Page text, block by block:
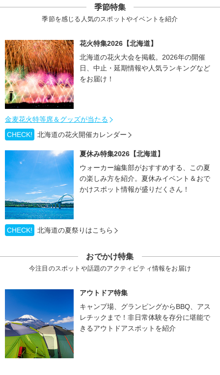
季節特集
季節を感じる人気のスポットやイベントを紹介
花火特集2026【北海道】
北海道の花火大会を掲載。2026年の開催
日、中止・延期情報や人気ランキングなど
をお届け！
金麦花火特等席＆グッズが当たる
CHECK!
北海道の花火開催カレンダー
夏休み特集2026【北海道】
ウォーカー編集部がおすすめする、この夏
の楽しみ方を紹介。夏休みイベント＆おで
かけスポット情報が盛りだくさん！
CHECK! 北海道の夏祭りはこちら
おでかけ特集
今注目のスポットや話題のアクティビティ情報をお届け
アウトドア特集
キャンプ場、グランピングからBBQ、アス
レチックまで！非日常体験を存分に堪能で
きるアウトドアスポットを紹介